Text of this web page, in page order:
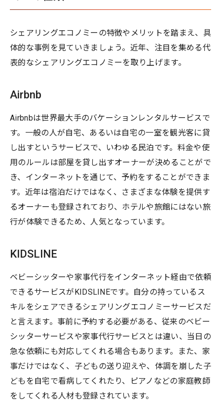
シェアリングエコノミーの特徴やメリットを踏まえ、具
体的な事例を見ていきましょう。近年、注目を集める代
表的なシェアリングエコノミーを取り上げます。
Airbnb
Airbnbは世界最大手のバケーションレンタルサービスで
す。一般の人が自宅、あるいは自宅の一室を観光客に貸
し出すというサービスで、いわゆる民泊です。料金や使
用のルールは部屋を貸し出すオーナーが決めることがで
き、インターネットを通じて、予約をすることができま
す。近年は宿泊だけではなく、さまざまな体験を提供す
るオーナーも登録されており、ホテルや旅館にはない旅
行が体験できるため、人気となっています。
KIDSLINE
ベビーシッターや家事代行をインターネット経由で依頼
できるサービスがKIDSLINEです。自分の持っているス
キルをシェアできるシェアリングエコノミーサービスだ
と言えます。事前に予約する必要がある、従来のベビー
シッターサービスや家事代行サービスとは違い、当日の
急な依頼にも対応してくれる場合もあります。また、家
事だけではなく、子どもの送り迎えや、体調を崩した子
どもを自宅で看病してくれたり、ピアノなどの家庭教師
をしてくれる人材も登録されています。